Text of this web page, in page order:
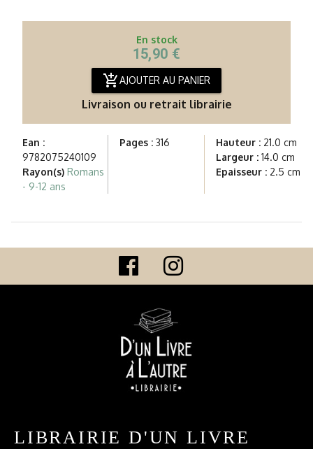
En stock
15,90 €
add_shopping_cartAJOUTER AU PANIER
Livraison ou retrait librairie
Ean :
9782075240109
Rayon(s) Romans
- 9-12 ans
Pages :316 Hauteur : 21.0 cm
Largeur : 14.0 cm
Epaisseur : 2.5 cm
LIBRAIRIE D'UN LIVRE